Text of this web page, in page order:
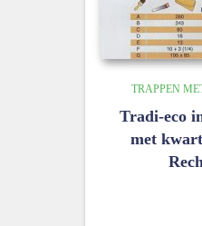
TRAPPEN
Tradi-eco
met